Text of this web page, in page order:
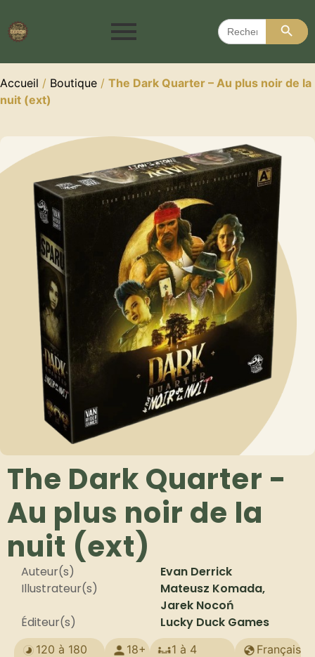
Search
for:
Search
Accueil / Boutique / The Dark Quarter – Au plus noir de la
nuit (ext)
The Dark Quarter -
Au plus noir de la
nuit (ext)
Auteur(s)
Evan Derrick
Illustrateur(s)
Mateusz Komada,
Jarek Nocoń
Éditeur(s)
Lucky Duck Games
120 à 180
18+
1 à 4
Français